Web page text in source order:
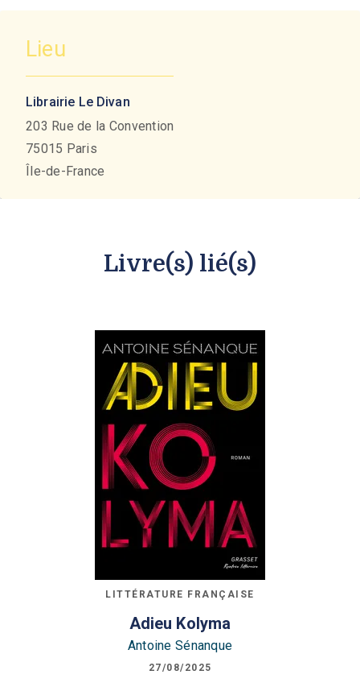
Lieu
Librairie Le Divan
203 Rue de la Convention
75015 Paris
Île-de-France
Livre(s) lié(s)
LITTÉRATURE FRANÇAISE
Adieu Kolyma
Antoine Sénanque
27/08/2025